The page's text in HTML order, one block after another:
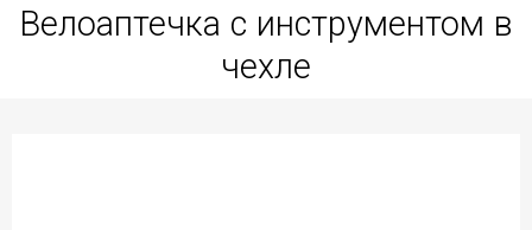
Велоаптечка с инструментом в
чехле